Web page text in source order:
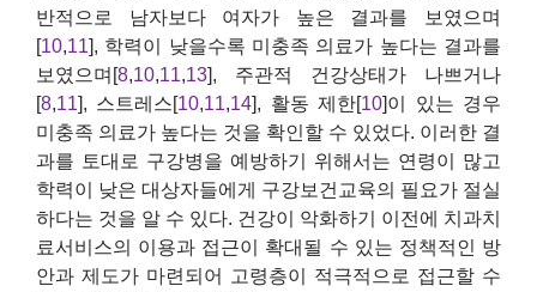
반적으로 남자보다 여자가 높은 결과를 보였으며
[10,11], 학력이 낮을수록 미충족 의료가 높다는 결과를
보였으며[8,10,11,13], 주관적 건강상태가 나쁘거나
[8,11], 스트레스[10,11,14], 활동 제한[10]이 있는 경우
미충족 의료가 높다는 것을 확인할 수 있었다. 이러한 결
과를 토대로 구강병을 예방하기 위해서는 연령이 많고
학력이 낮은 대상자들에게 구강보건교육의 필요가 절실
하다는 것을 알 수 있다. 건강이 악화하기 이전에 치과치
료서비스의 이용과 접근이 확대될 수 있는 정책적인 방
안과 제도가 마련되어 고령층이 적극적으로 접근할 수